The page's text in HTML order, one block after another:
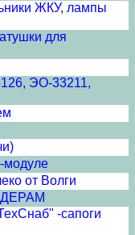
ЖКУ, лампы
для
ЭО-33211,
модуле
от Волги
-сапоги